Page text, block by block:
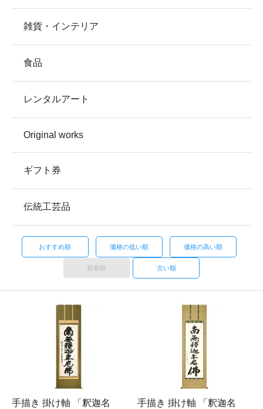
雑貨・インテリア
食品
レンタルアート
Original works
ギフト券
伝統工芸品
おすすめ順 価格の低い順 価格の高い順
新着順 古い順
手描き 掛け軸 「釈迦名
手描き 掛け軸 「釈迦名